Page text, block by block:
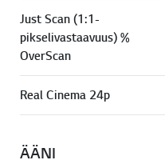
Just Scan (1:1-
pikselivastaavuus) %
OverScan
Real Cinema 24p
ÄÄNI